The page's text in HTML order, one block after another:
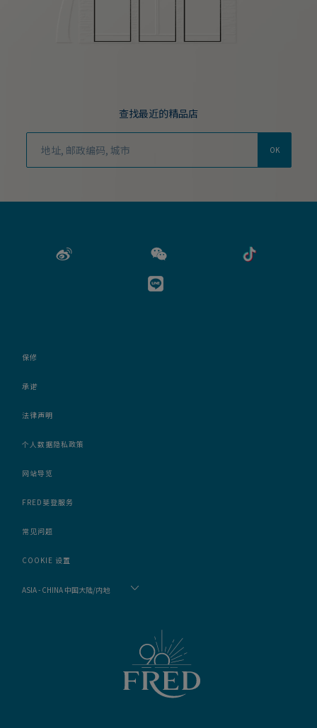
查找最近的精品店
OK
保修
承诺
法律声明
个人数据隐私政策
网站导览
FRED斐登服务
常见问题
COOKIE 设置
ASIA - CHINA 中国大陆/内地